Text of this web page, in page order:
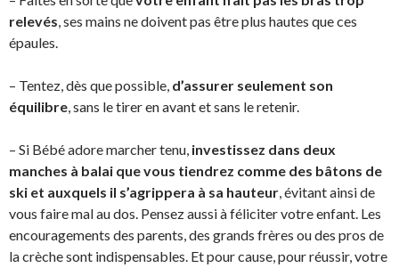
relevés, ses mains ne doivent pas être plus hautes que ces
épaules.
– Tentez, dès que possible, d’assurer seulement son
équilibre, sans le tirer en avant et sans le retenir.
– Si Bébé adore marcher tenu, investissez dans deux
manches à balai que vous tiendrez comme des bâtons de
ski et auxquels il s’agrippera à sa hauteur, évitant ainsi de
vous faire mal au dos. Pensez aussi à féliciter votre enfant. Les
encouragements des parents, des grands frères ou des pros de
la crèche sont indispensables. Et pour cause, pour réussir, votre